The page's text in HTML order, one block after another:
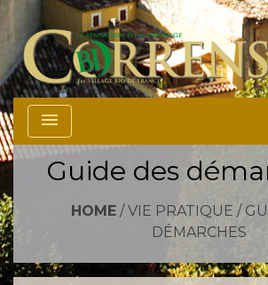
menu
Guide des
HOME/ VIE PRATIQUE /
DÉMARCHES